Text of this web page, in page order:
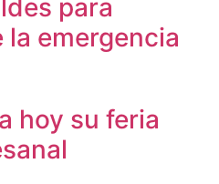
para
emergencia
hoy su feria